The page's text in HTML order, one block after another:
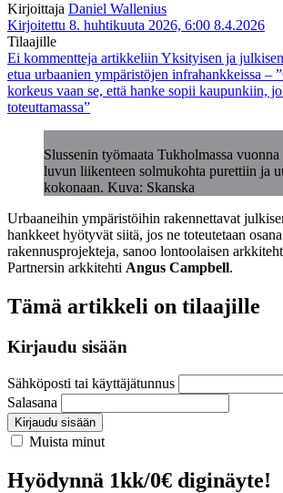
Kirjoittaja Daniel Wallenius
Kirjoitettu 8. huhtikuuta 2026, 6:00 8.4.2026
Tilaajille
Ei kommentteja artikkeliin Yksityisen ja
etua urbaanien ympäristöjen infrahankkeissa –
korkeus vaan se, että hanke sopii kaupunkiin,
toteuttamassa”
Slussenin työmaata Tukholmassa
luvun liikenteen solmukohta purettiin ja
kokonaan. Kuva: Skanska
Urbaaneihin ympäristöihin rakennettavat
hankkeet hyötyvät siitä, jos ne toteutetaan
rakennusprojekteja, sanoo lontoolaisen
Partnersin arkkitehti Angus Campbell.
Tämä artikkeli on tilaajille
Kirjaudu sisään
Sähköposti tai käyttäjätunnus
Salasana
Kirjaudu sisään
Muista minut
Hyödynnä 1kk/0€ diginäyte!